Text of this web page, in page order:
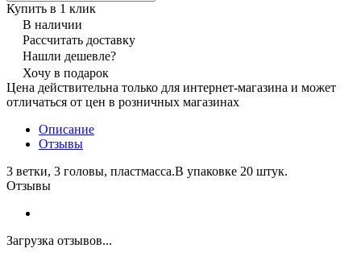
Купить в 1 клик
В наличии
Рассчитать доставку
Нашли дешевле?
Хочу в подарок
Цена действительна только для интернет-магазина и может
отличаться от цен в розничных магазинах
Описание
Отзывы
3 ветки, 3 головы, пластмасса.В упаковке 20 штук.
Отзывы
Загрузка отзывов...